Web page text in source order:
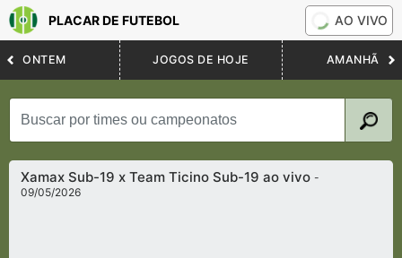
PLACAR DE FUTEBOL AO VIVO
ONTEM JOGOS DE HOJE AMANHÃ
Xamax Sub-19 x Team Ticino Sub-19 ao vivo-
09/05/2026